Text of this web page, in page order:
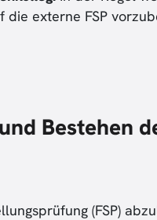
die externe FSP
Bestehen
(FSP)